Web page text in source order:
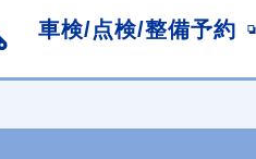
車検/点検/整備予約